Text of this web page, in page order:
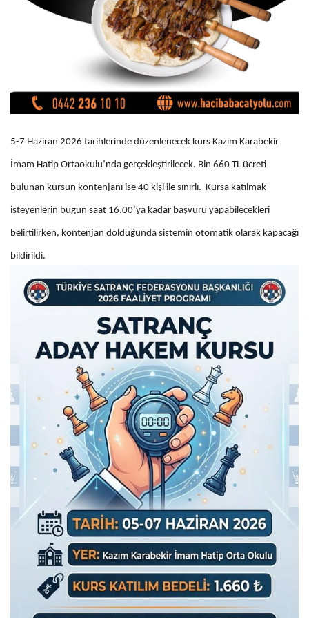
5-7 Haziran 2026 tarihlerinde düzenlenecek kurs Kazım Karabekir
İmam Hatip Ortaokulu’nda gerçekleştirilecek. Bin 660 TL ücreti
bulunan kursun kontenjanı ise 40 kişi ile sınırlı. Kursa katılmak
isteyenlerin bugün saat 16.00’ya kadar başvuru yapabilecekleri
belirtilirken, kontenjan dolduğunda sistemin otomatik olarak kapacağı
bildirildi.